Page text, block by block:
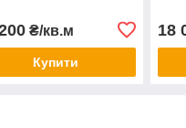
₴/кв.м
Купити
18